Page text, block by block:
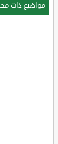
مواضيع ذات